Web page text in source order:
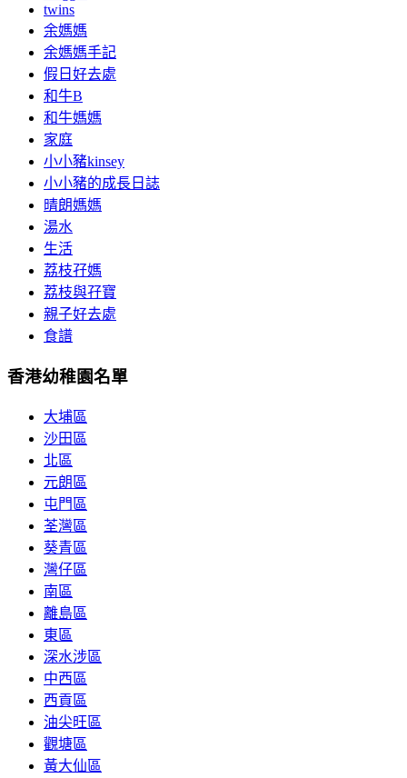
twins
余媽媽
余媽媽手記
假日好去處
和牛B
和牛媽媽
家庭
小小豬kinsey
小小豬的成長日誌
晴朗媽媽
湯水
生活
荔枝孖媽
荔枝與孖寶
親子好去處
食譜
香港幼稚園名單
大埔區
沙田區
北區
元朗區
屯門區
荃灣區
葵青區
灣仔區
南區
離島區
東區
深水涉區
中西區
西貢區
油尖旺區
觀塘區
黃大仙區